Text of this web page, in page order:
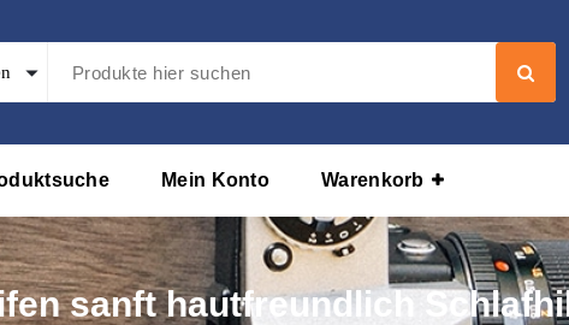
Mein Konto Warenkorb
sanft hautfreundlich